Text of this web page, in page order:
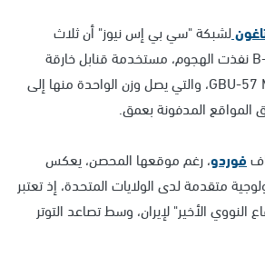
لشبكة "سي بي إس نيوز" أن ثلاث
طائرات شبح من طراز B-2 نفذت الهجوم، مستخدمة قنابل خارقة
للتحصينات من نوع GBU-57 MOP، والتي يصل وزن الواحدة منها إلى
فوردو، رغم موقعها المحصن، يعكس
متقدمة لدى الولايات المتحدة، إذ تعتبر
النووي الأخير" لإيران، وسط تصاعد التوتر